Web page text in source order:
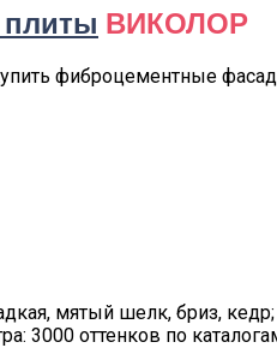
ВИКОЛОР
фиброцементные
мятый шелк, бриз, кедр;
3000 оттенков по